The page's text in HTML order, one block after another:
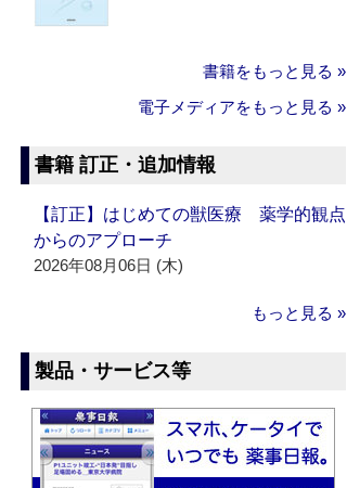
書籍をもっと見る »
電子メディアをもっと見る »
書籍 訂正・追加情報
【訂正】はじめての獣医療 薬学的観点
からのアプローチ
2026年08月06日 (木)
もっと見る »
製品・サービス等